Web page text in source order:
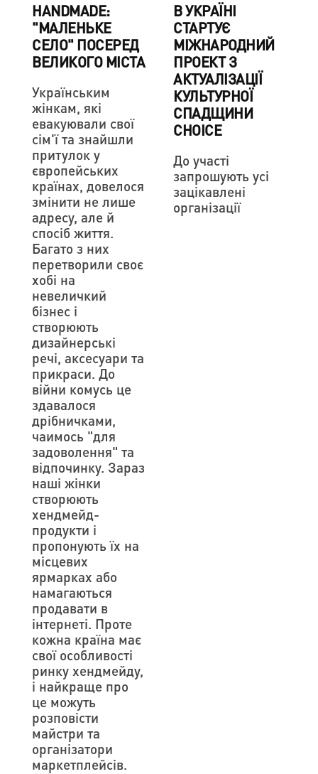
HANDMADE:
"МАЛЕНЬКЕ
СЕЛО" ПОСЕРЕД
ВЕЛИКОГО МІСТА
Українським
жінкам, які
евакуювали свої
сім'ї та знайшли
притулок у
європейських
країнах, довелося
змінити не лише
адресу, але й
спосіб життя.
Багато з них
перетворили своє
хобі на
невеличкий
бізнес і
створюють
дизайнерські
речі, аксесуари та
прикраси. До
війни комусь це
здавалося
дрібничками,
чaимось "для
задоволення" та
відпочинку. Зараз
наші жінки
створюють
хендмейд-
продукти і
пропонують їх на
місцевих
ярмарках або
намагаються
продавати в
інтернеті. Проте
кожна країна має
свої особливості
ринку хендмейду,
і найкраще про
це можуть
розповісти
майстри та
організатори
маркетплейсів.
В УКРАЇНІ
СТАРТУЄ
МІЖНАРОДНИЙ
ПРОЕКТ З
АКТУАЛІЗАЦІЇ
КУЛЬТУРНОЇ
СПАДЩИНИ
CHOICE
До участі
запрошують усі
зацікавлені
організації